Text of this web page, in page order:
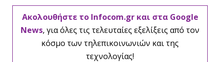
Ακολουθήστε το Infocom.gr και στα Google
News, για όλες τις τελευταίες εξελίξεις από τον
κόσμο των τηλεπικοινωνιών και της
τεχνολογίας!